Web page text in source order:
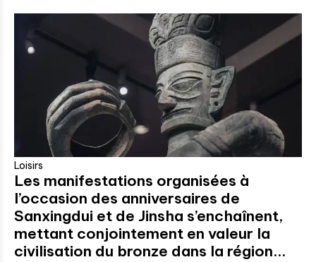
Loisirs
Les manifestations organisées à
l’occasion des anniversaires de
Sanxingdui et de Jinsha s’enchaînent,
mettant conjointement en valeur la
civilisation du bronze dans la région...